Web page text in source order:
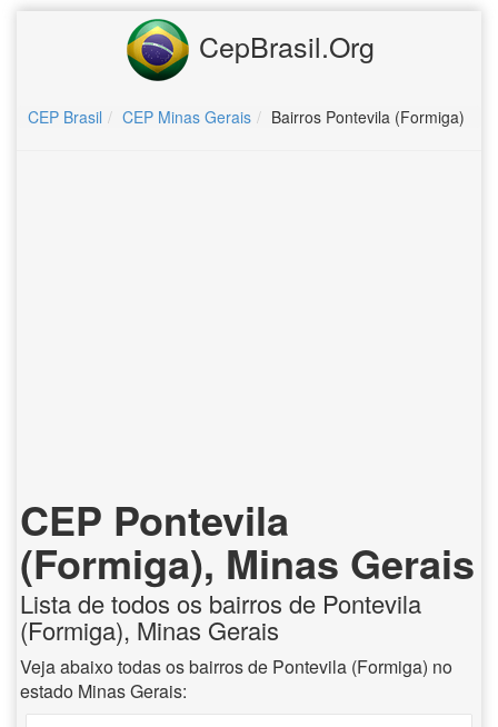
CepBrasil.Org
CEP Brasil CEP Minas Gerais Bairros Pontevila (Formiga)
CEP Pontevila
(Formiga), Minas Gerais
Lista de todos os bairros de Pontevila
(Formiga), Minas Gerais
Veja abaixo todas os bairros de Pontevila (Formiga) no
estado Minas Gerais: